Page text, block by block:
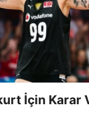
İçin Karar